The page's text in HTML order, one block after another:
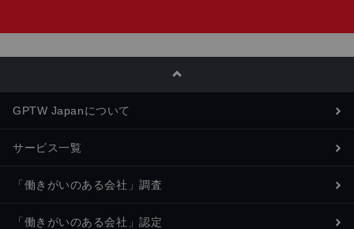
GPTW Japanについて
サービス一覧
「働きがいのある会社」調査
「働きがいのある会社」認定